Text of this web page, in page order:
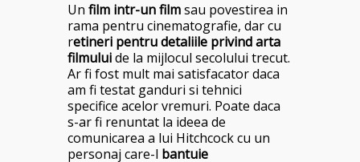
Un film intr-un filmsau povestirea in
rama pentru cinematografie, dar cu
retineri pentru detaliile privind arta
filmuluide la mijlocul secolului trecut.
Ar fi fost mult mai satisfacator daca
am fi testat ganduri si tehnici
specifice acelor vremuri. Poate daca
s-ar fi renuntat la ideea de
comunicarea a lui Hitchcock cu un
personaj care-l bantuie